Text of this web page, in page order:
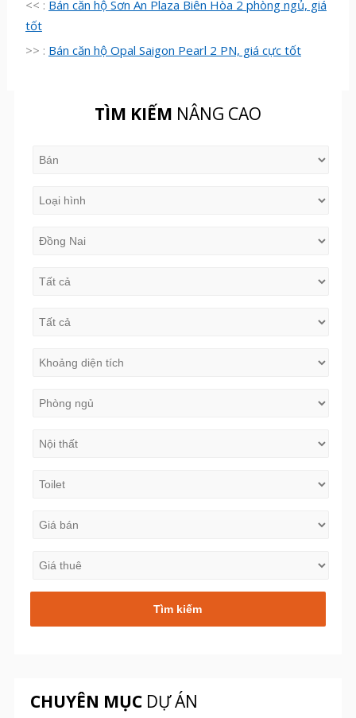
<< : Bán căn hộ Sơn An Plaza Biên Hòa 2 phòng ngủ, giá
tốt
>> : Bán căn hộ Opal Saigon Pearl 2 PN, giá cực tốt
TÌM KIẾM NÂNG CAO
CHUYÊN MỤCDỰ ÁN